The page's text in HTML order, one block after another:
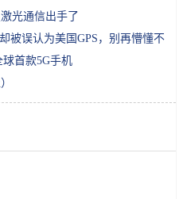
光通信出手了
被误认为美国GPS，别再懵懂不
首款5G手机